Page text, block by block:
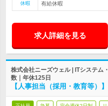
休暇
有給休暇
求人詳細を見る
株式会社ニーズウェル | ITシステム
数｜年休125日
【人事担当（採用・教育等）